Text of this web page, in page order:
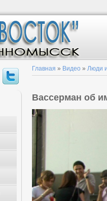
Главная » Видео » Люди
Вассерман об